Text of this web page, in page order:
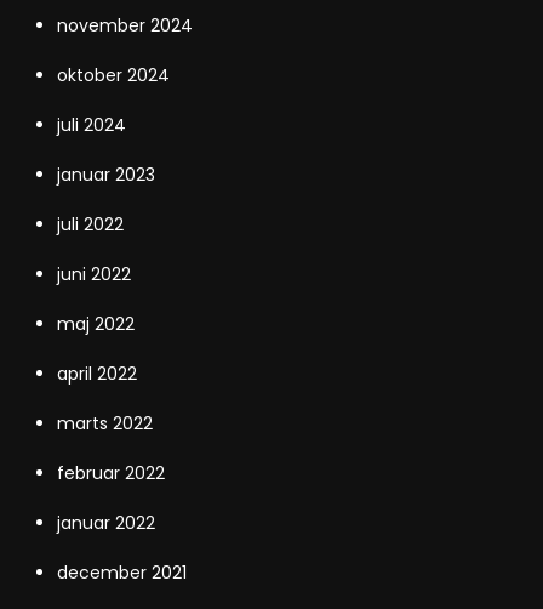
november 2024
oktober 2024
juli 2024
januar 2023
juli 2022
juni 2022
maj 2022
april 2022
marts 2022
februar 2022
januar 2022
december 2021